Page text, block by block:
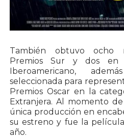
También obtuvo ocho
Premios Sur y dos en
Iberoamericano,
seleccionada para
Premios Oscar en la
Extranjera. Al momento
única producción en
su estreno y fue la
año.